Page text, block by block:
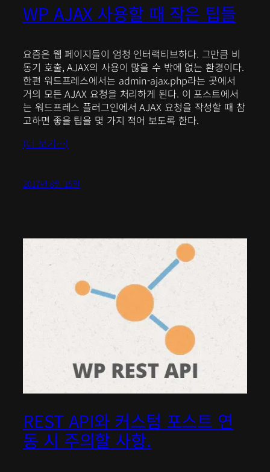
WP AJAX 사용할 때 작은 팁들
요즘은 웹 페이지들이 엄청 인터랙티브하다. 그만큼 비
동기 호출, AJAX의 사용이 많을 수 밖에 없는 환경이다.
한편 워드프레스에서는 admin-ajax.php라는 곳에서
거의 모든 AJAX 요청을 처리하게 된다. 이 포스트에서
는 워드프레스 플러그인에서 AJAX 요청을 작성할 때 참
고하면 좋을 팁을 몇 가지 적어 보도록 한다.
(더 보기…)
2017년 8월 15일
REST API와 커스텀 포스트 연
동 시 주의할 사항.